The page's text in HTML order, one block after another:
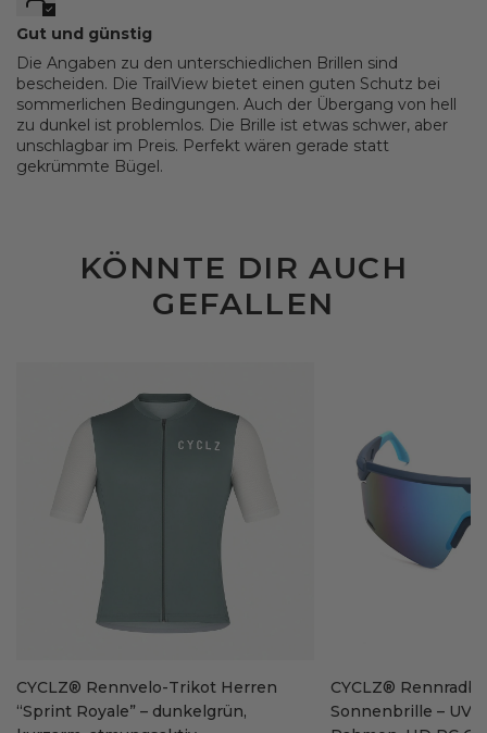
Gut und günstig
Die Angaben zu den unterschiedlichen Brillen sind
bescheiden. Die TrailView bietet einen guten Schutz bei
sommerlichen Bedingungen. Auch der Übergang von hell
zu dunkel ist problemlos. Die Brille ist etwas schwer, aber
unschlagbar im Preis. Perfekt wären gerade statt
gekrümmte Bügel.
KÖNNTE DIR AUCH
GEFALLEN
CYCLZ® Rennvelo-Trikot Herren
“Sprint Royale” – dunkelgrün,
CYCLZ®
Sonnenbrille –